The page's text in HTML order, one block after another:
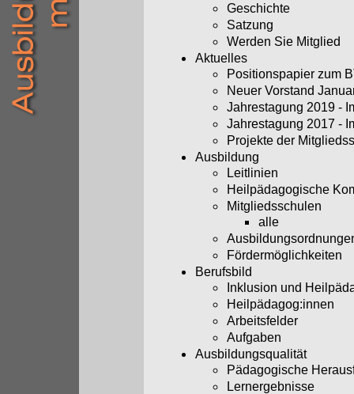
Geschichte
Satzung
Werden Sie Mitglied
Aktuelles
Positionspapier zum
Neuer Vorstand
Jahrestagung 2019 -
Jahrestagung 2017 -
Projekte der
Ausbildung
Leitlinien
Heilpädagogische
Mitgliedsschulen
alle
Fördermöglichkeiten
Berufsbild
Inklusion und
Heilpädagog:innen
Arbeitsfelder
Aufgaben
Ausbildungsqualität
Pädagogische
Lernergebnisse